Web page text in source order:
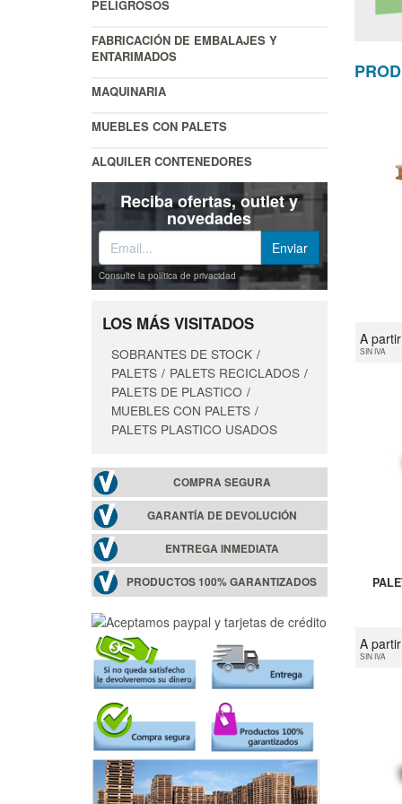
PELIGROSOS
FABRICACIÓN DE EMBALAJES Y
ENTARIMADOS
MAQUINARIA
MUEBLES CON PALETS
ALQUILER CONTENEDORES
Reciba ofertas, outlet y
novedades
Consulte la política de privacidad
LOS MÁS VISITADOS
SOBRANTES DE STOCK
PALETS
PALETS RECICLADOS
PALETS DE PLASTICO
MUEBLES CON PALETS
PALETS PLASTICO USADOS
COMPRA SEGURA
GARANTÍA DE DEVOLUCIÓN
ENTREGA INMEDIATA
PRODUCTOS 100% GARANTIZADOS
A
SIN IVA
A
SIN IVA